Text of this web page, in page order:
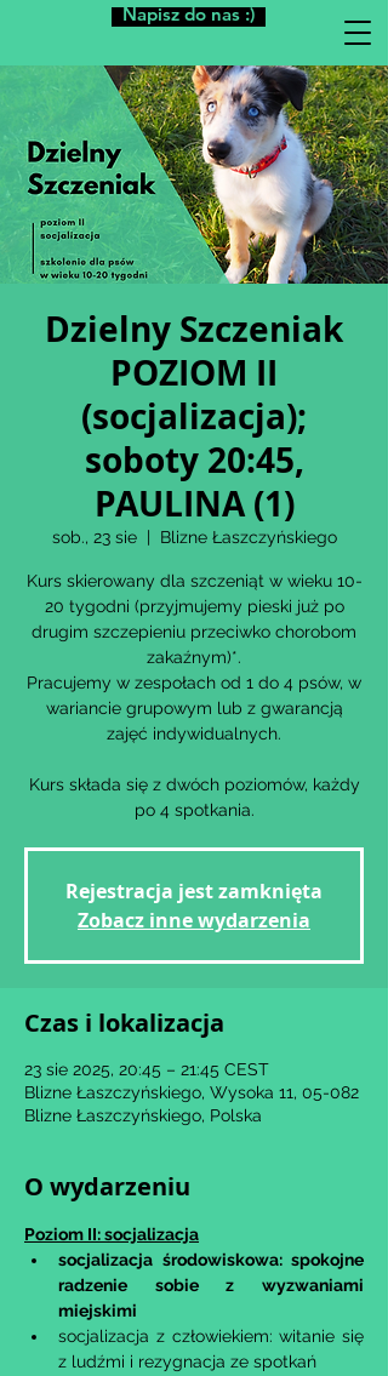
Napisz do nas :)
Dzielny Szczeniak
POZIOM II
(socjalizacja);
soboty 20:45,
PAULINA (1)
sob., 23 sie
  |
Blizne Łaszczyńskiego
Kurs skierowany dla szczeniąt w wieku 10-
20 tygodni (przyjmujemy pieski już po
drugim szczepieniu przeciwko chorobom
zakaźnym)*.
Pracujemy w zespołach od 1 do 4 psów, w
wariancie grupowym lub z gwarancją
zajęć indywidualnych.
Kurs składa się z dwóch poziomów, każdy
po 4 spotkania.
Rejestracja jest zamknięta
Zobacz inne wydarzenia
Czas i lokalizacja
23 sie 2025, 20:45 – 21:45 CEST
Blizne Łaszczyńskiego, Wysoka 11, 05-082
Blizne Łaszczyńskiego, Polska
O wydarzeniu
Poziom II: socjalizacja
​socjalizacja środowiskowa: spokojne
radzenie sobie z wyzwaniami
miejskimi
socjalizacja z człowiekiem: witanie się
z ludźmi i rezygnacja ze spotkań